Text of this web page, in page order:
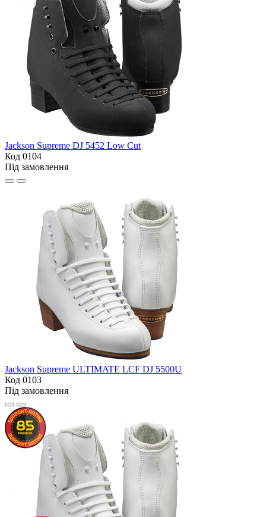
Jackson Supreme DJ 5452 Low Cut
Код 0104
Під замовлення
Jackson Supreme ULTIMATE LCF DJ 5500U
Код 0103
Під замовлення